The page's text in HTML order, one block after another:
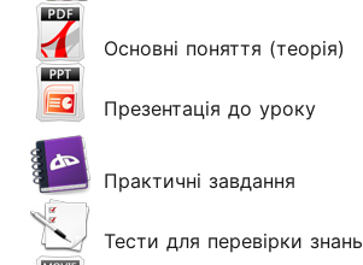
Основні поняття (теорія)
Презентація до уроку
Практичні завдання
Тести для перевірки знань